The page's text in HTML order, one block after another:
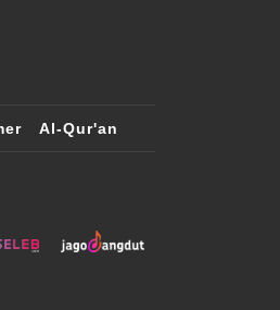
Al-Qur'an